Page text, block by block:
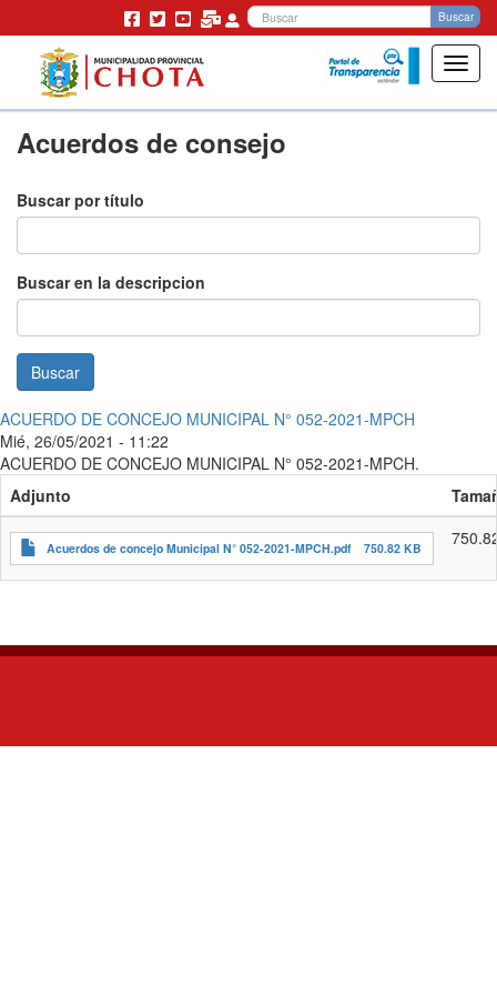
Pasar
Buscar
Acuerdos de consejo
Buscar por título
Buscar en la descripcion
Buscar
ACUERDO DE CONCEJO MUNICIPAL N° 052-2021-MPCH
Mié, 26/05/2021 - 11:22
ACUERDO DE CONCEJO MUNICIPAL N° 052-2021-MPCH.
Adjunto
Acuerdos de concejo Municipal N° 052-2021-MPCH.pdf 750.82 KB